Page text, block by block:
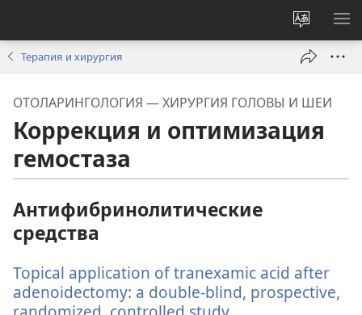
язык
сайта
Терапия и хирургия
ОТОЛАРИНГОЛОГИЯ — ХИРУРГИЯ ГОЛОВЫ И ШЕИ
Коррекция и оптимизация
гемостаза
Антифибринолитические
средства
Topical application of tranexamic acid after
adenoidectomy: a double-blind, prospective,